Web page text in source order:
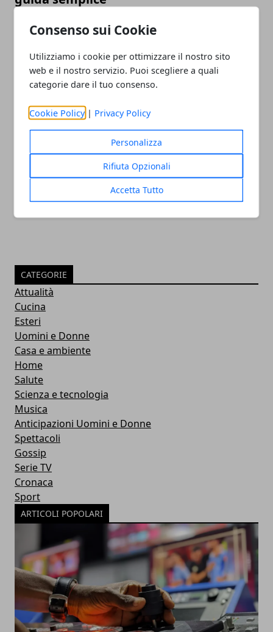
Consenso sui Cookie
Utilizziamo i cookie per ottimizzare il nostro sito
web e il nostro servizio. Puoi scegliere a quali
categorie dare il tuo consenso.
Cookie Policy | Privacy Policy
Personalizza
Rifiuta Opzionali
Accetta Tutto
Mac ricondizionati: ecco perché
convengono davvero
CATEGORIE
Attualità
Cucina
Esteri
Uomini e Donne
Casa e ambiente
Home
Salute
Scienza e tecnologia
Musica
Anticipazioni Uomini e Donne
Spettacoli
Gossip
Serie TV
Cronaca
Sport
ARTICOLI POPOLARI